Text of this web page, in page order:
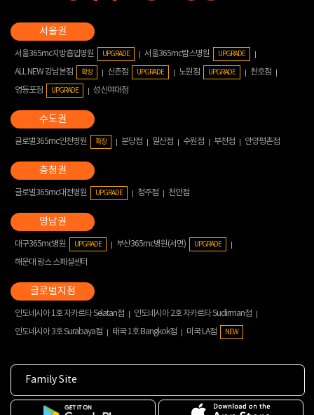
서울365mc지방흡입병원 UPGRADE 서울365mc람스병원 UPGRADE
ALL NEW 강남본점 확장 신촌점 UPGRADE 노원점 UPGRADE
천호점
영등포점
UPGRADE 성신여대점
글로벌365mc인천병원 확장 분당점 일산점 수원점 부천점 안양평촌점
글로벌365mc대전병원 UPGRADE 청주점 천안점
대구365mc병원 UPGRADE 부산365mc병원(서면) UPGRADE
해운대 람스 스페셜센터
인도네시아 1호 자카르타 Selatan점
인도네시아 2호 자카르타 Sudirman점
인도네시아 3호 Surabaya점
태국 1호 Bangkok점 미국 LA점 NEW
Family Site